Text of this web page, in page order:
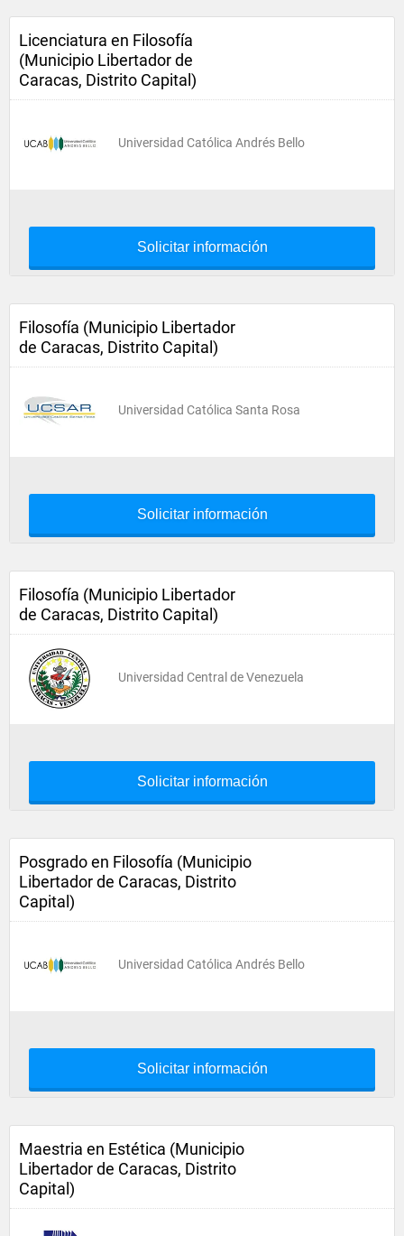
Licenciatura en Filosofía
(Municipio Libertador de
Caracas, Distrito Capital)
Universidad Católica Andrés Bello
Solicitar información
Filosofía (Municipio Libertador
de Caracas, Distrito Capital)
Universidad Católica Santa Rosa
Solicitar información
Filosofía (Municipio Libertador
de Caracas, Distrito Capital)
Universidad Central de Venezuela
Solicitar información
Posgrado en Filosofía (Municipio
Libertador de Caracas, Distrito
Capital)
Universidad Católica Andrés Bello
Solicitar información
Maestria en Estética (Municipio
Libertador de Caracas, Distrito
Capital)